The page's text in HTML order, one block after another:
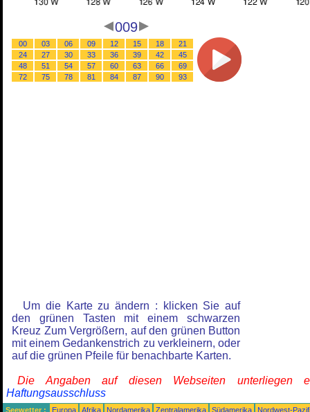
009
00 03 06 09 12 15 18
21
24
27 30 33 36 39 42
45
48
51 54 57 60 63 66
69
72
75 78 81 84 87 90 93
Um die Karte zu ändern : klicken Sie auf
den grünen Tasten mit einem schwarzen
Kreuz Zum Vergrößern, auf den grünen Button
mit einem Gedankenstrich zu verkleinern, oder
auf die grünen Pfeile für benachbarte Karten.
Die Angaben auf diesen Webseiten unterliegen
Haftungsausschluss
Seewetter : Europa Afrika Nordamerika Zentralamerika Südamerika
Nordwest-